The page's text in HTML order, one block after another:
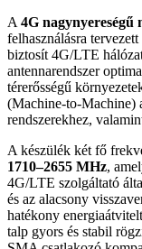
A 4G nagynyereségű
felhasználásra
biztosít 4G/LTE
antennarendszer
térerősségű
(Machine-to-Machine)
rendszerekhez,
A készülék két fő
1710–2655 MHz,
4G/LTE szolgáltató
és az alacsony
hatékony
talp gyors és stabil